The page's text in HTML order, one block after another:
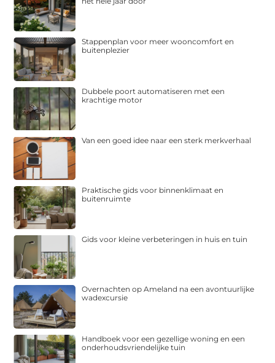
Stappenplan voor meer wooncomfort en
buitenplezier
Dubbele poort automatiseren met een
krachtige motor
Van een goed idee naar een sterk merkverhaal
Praktische gids voor binnenklimaat en
buitenruimte
Gids voor kleine verbeteringen in huis en tuin
Overnachten op Ameland na een avontuurlijke
wadexcursie
Handboek voor een gezellige woning en een
onderhoudsvriendelijke tuin